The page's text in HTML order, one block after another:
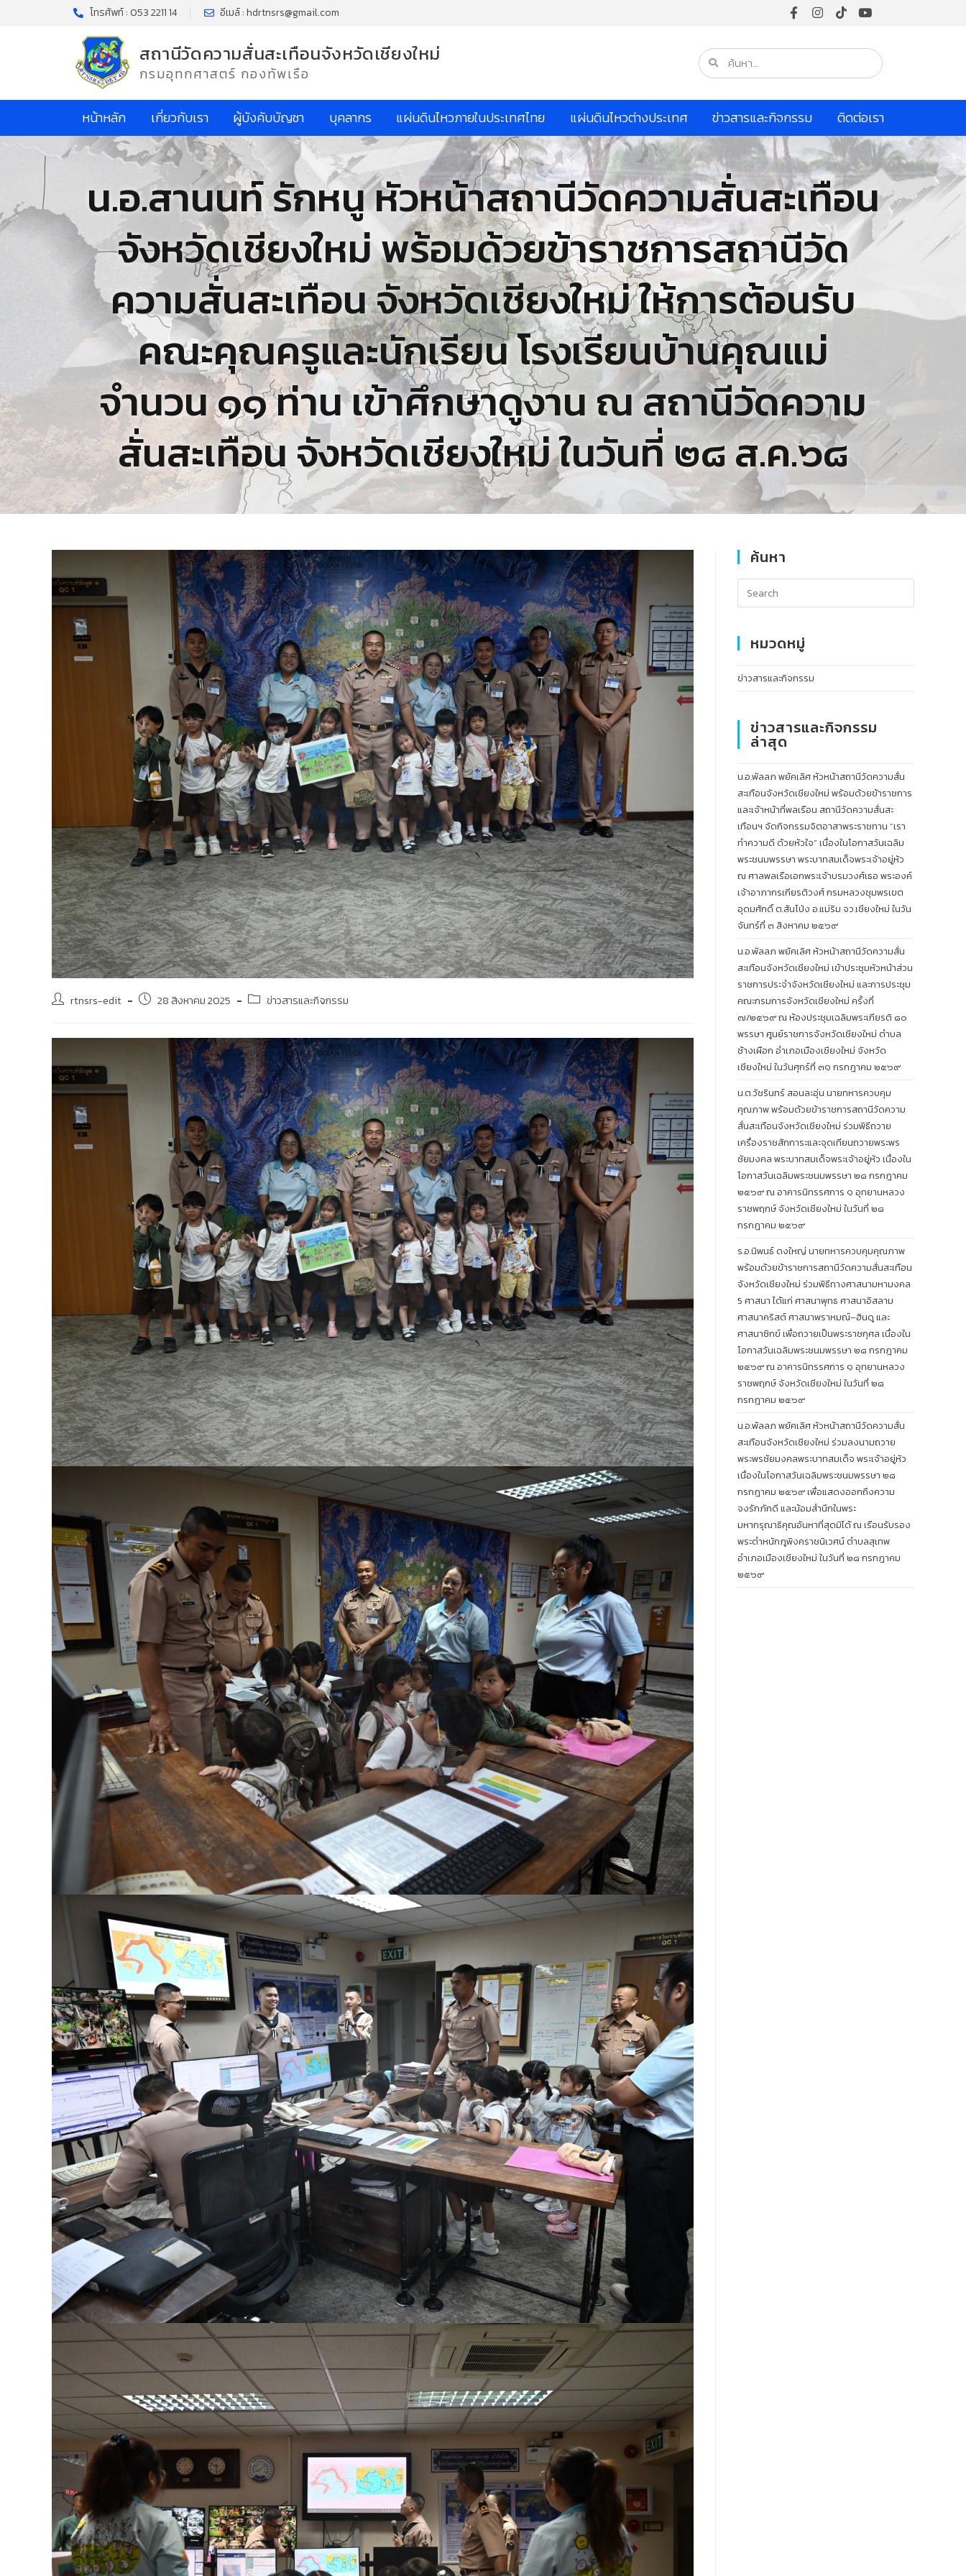
โทรศัพท์ : 053 2211 14 อีเมล์ : hdrtnsrs@gmail.com
สถานีวัดความสั่นสะเทือนจังหวัดเชียงใหม่
กรมอุทกศาสตร์ กองทัพเรือ
หน้าหลัก เกี่ยวกับเรา ผู้บังคับบัญชา บุคลากร แผ่นดินไหวภายในประเทศไทย แผ่นดินไหวต่างประเทศ ข่าวสารและกิจกรรม ติดต่อเรา
น.อ.สานนท์ รักหนู หัวหน้าสถานีวัดความสั่นสะเทือน
จังหวัดเชียงใหม่ พร้อมด้วยข้าราชการสถานีวัด
ความสั่นสะเทือน จังหวัดเชียงใหม่ ให้การต้อนรับ
คณะคุณครูและนักเรียน โรงเรียนบ้านคุณแม่
จำนวน ๑๑ ท่าน เข้าศึกษาดูงาน ณ สถานีวัดความ
สั่นสะเทือน จังหวัดเชียงใหม่ ในวันที่ ๒๘ ส.ค.๖๘
rtnsrs-edit 28 สิงหาคม 2025 ข่าวสารและกิจกรรม
ค้นหา
หมวดหมู่
ข่าวสารและกิจกรรม
ข่าวสารและกิจกรรม
ล่าสุด
น.อ.พัลลภ พยัคเลิศ หัวหน้าสถานีวัดความสั่น
สะเทือนจังหวัดเชียงใหม่ พร้อมด้วยข้าราชการ
และเจ้าหน้าที่พลเรือน สถานีวัดความสั่นสะ
เทือนฯ จัดกิจกรรมจิตอาสาพระราชทาน “เรา
ทำความดี ด้วยหัวใจ” เนื่องในโอกาสวันเฉลิม
พระชนมพรรษา พระบาทสมเด็จพระเจ้าอยู่หัว
ณ ศาลพลเรือเอกพระเจ้าบรมวงศ์เธอ พระองค์
เจ้าอาภากรเกียรติวงศ์ กรมหลวงชุมพรเขต
อุดมศักดิ์ ต.สันโป่ง อ.แม่ริม จว.เชียงใหม่ ในวัน
จันทร์ที่ ๓ สิงหาคม ๒๕๖๙
น.อ.พัลลภ พยัคเลิศ หัวหน้าสถานีวัดความสั่น
สะเทือนจังหวัดเชียงใหม่ เข้าประชุมหัวหน้าส่วน
ราชการประจำจังหวัดเชียงใหม่ และการประชุม
คณะกรมการจังหวัดเชียงใหม่ ครั้งที่
๗/๒๕๖๙ ณ ห้องประชุมเฉลิมพระเกียรติ ๘๐
พรรษา ศูนย์ราชการจังหวัดเชียงใหม่ ตำบล
ช้างเผือก อำเภอเมืองเชียงใหม่ จังหวัด
เชียงใหม่ ในวันศุกร์ที่ ๓๑ กรกฎาคม ๒๕๖๙
น.ต.วัชรินทร์ สอนละอุ่น นายทหารควบคุม
คุณภาพ พร้อมด้วยข้าราชการสถานีวัดความ
สั่นสะเทือนจังหวัดเชียงใหม่ ร่วมพิธีถวาย
เครื่องราชสักการะและจุดเทียนถวายพระพร
ชัยมงคล พระบาทสมเด็จพระเจ้าอยู่หัว เนื่องใน
โอกาสวันเฉลิมพระชนมพรรษา ๒๘ กรกฎาคม
๒๕๖๙ ณ อาคารนิทรรศการ ๑ อุทยานหลวง
ราชพฤกษ์ จังหวัดเชียงใหม่ ในวันที่ ๒๘
กรกฎาคม ๒๕๖๙
ร.อ.นิพนธ์ ดงใหญ่ นายทหารควบคุมคุณภาพ
พร้อมด้วยข้าราชการสถานีวัดความสั่นสะเทือน
จังหวัดเชียงใหม่ ร่วมพิธีทางศาสนามหามงคล
5 ศาสนา ได้แก่ ศาสนาพุทธ ศาสนาอิสลาม
ศาสนาคริสต์ ศาสนาพราหมณ์–ฮินดู และ
ศาสนาซิกข์ เพื่อถวายเป็นพระราชกุศล เนื่องใน
โอกาสวันเฉลิมพระชนมพรรษา ๒๘ กรกฎาคม
๒๕๖๙ ณ อาคารนิทรรศการ ๑ อุทยานหลวง
ราชพฤกษ์ จังหวัดเชียงใหม่ ในวันที่ ๒๘
กรกฎาคม ๒๕๖๙
น.อ.พัลลภ พยัคเลิศ หัวหน้าสถานีวัดความสั่น
สะเทือนจังหวัดเชียงใหม่ ร่วมลงนามถวาย
พระพรชัยมงคลพระบาทสมเด็จ พระเจ้าอยู่หัว
เนื่องในโอกาสวันเฉลิมพระชนมพรรษา ๒๘
กรกฎาคม ๒๕๖๙ เพื่อแสดงออกถึงความ
จงรักภักดี และน้อมสำนึกในพระ
มหากรุณาธิคุณอันหาที่สุดมิได้ ณ เรือนรับรอง
พระตำหนักภูพิงคราชนิเวศน์ ตำบลสุเทพ
อำเภอเมืองเชียงใหม่ ในวันที่ ๒๘ กรกฎาคม
๒๕๖๙